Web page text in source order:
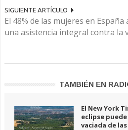
SIGUIENTE ARTÍCULO
El 48% de las mujeres en
una asistencia integral contra la
TAMBIÉN EN
El New York
eclipse puede
vaciada de